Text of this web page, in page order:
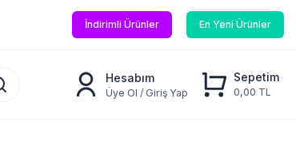
İndirimli Ürünler En Yeni Ürünler
Hesabım
Üye Ol / Giriş Yap
Sepetim
0,00 TL